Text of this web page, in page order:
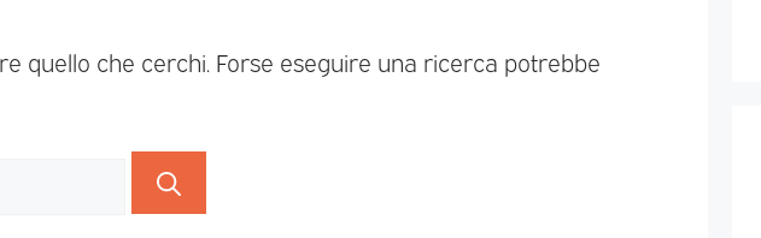
quello che cerchi. Forse eseguire una ricerca potrebbe